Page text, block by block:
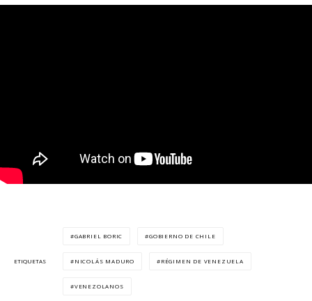
ETIQUETAS
GABRIEL BORIC GOBIERNO DE CHILE
NICOLÁS MADURO RÉGIMEN DE VENEZUELA
VENEZOLANOS